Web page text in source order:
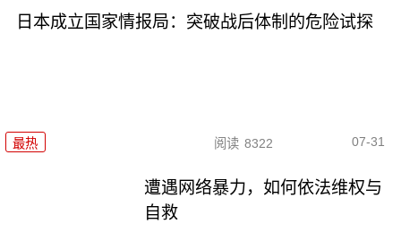
日本成立国家情报局：突破战后体制的危险试探
最热 阅读 8322 07-31
遭遇网络暴力，如何依法维权与
自救